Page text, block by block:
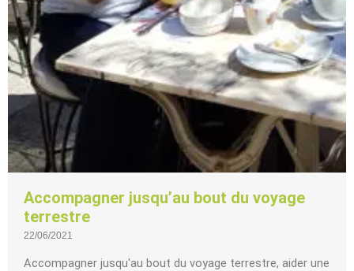
Accompagner jusqu’au bout du voyage
terrestre
22/06/2021
Accompagner jusqu'au bout du voyage terrestre, aider une